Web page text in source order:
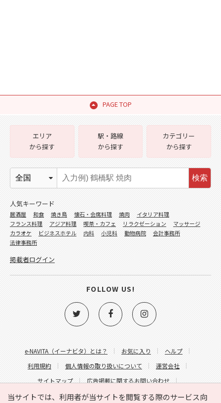
PAGE TOP
当サイトでは、利用者が当サイトを閲覧する際のサービス向
e-NAVITA（イーナビタ）とは？ お気に入り
ヘルプ
利用規約
個人情報の取り扱いについて
運営会社
サイトマップ
広告掲載に関するお問い合わせ
サイトの内容に関するお問い合わせ
エリア
から探す
駅・路線
から探す
カテゴリー
から探す
検索
人気キーワード
居酒屋 和食 焼き鳥 懐石・会席料理 焼肉
イタリア料理
フランス料理
アジア料理 喫茶・カフェ リラクゼーション
マッサージ
カラオケ
ビジネスホテル 内科 小児科 動物病院
会計事務所
法律事務所
掲載者ログイン
FOLLOW US!